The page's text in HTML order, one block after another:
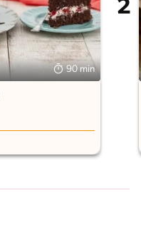
90 min